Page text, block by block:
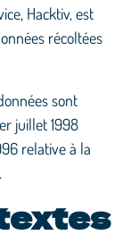
Hacktiv, est
récoltées
sont
juillet 1998
relative à la